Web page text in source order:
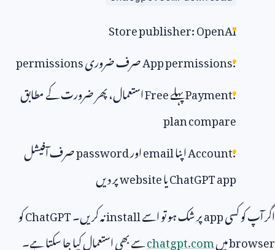
Store publisher: OpenAI
App permissions:صرف ضروریpermissions
Payment:پہلےFreeاستعمال، پھر ضرورت کے مطابق
plan compare
Account:اپناemailاورpasswordصرف آفیشل
ChatGPT appیاwebsiteپر دیں
اگر آپ کو کسیappپر شک ہو تو اسےinstallنہ کریں۔ChatGPTکو
browserمیںchatgpt.comسے بھی استعمال کیا جا سکتا ہے۔